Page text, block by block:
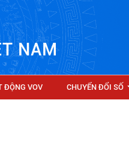
NAM
ĐỘNG VOV CHUYỂN ĐỔI SỐ